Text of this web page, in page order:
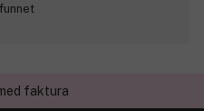
faktura